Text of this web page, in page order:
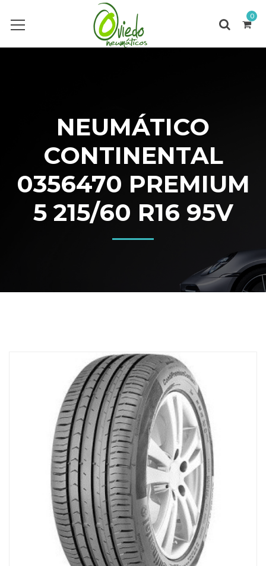
0
NEUMÁTICO
CONTINENTAL
0356470 PREMIUM
5 215/60 R16 95V